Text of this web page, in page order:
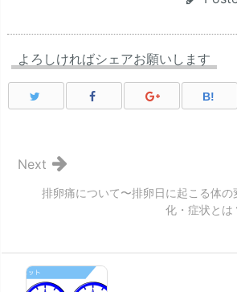
よろしければシェアお願いします
B!
排卵痛について〜排卵日に起こる体の
化・症状とは
Next